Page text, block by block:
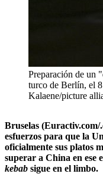
Preparación de un
turco de Berlín, el
Kalaene/picture
Bruselas
esfuerzos para que la
oficialmente sus platos
superar a China en ese
kebab sigue en el limbo.